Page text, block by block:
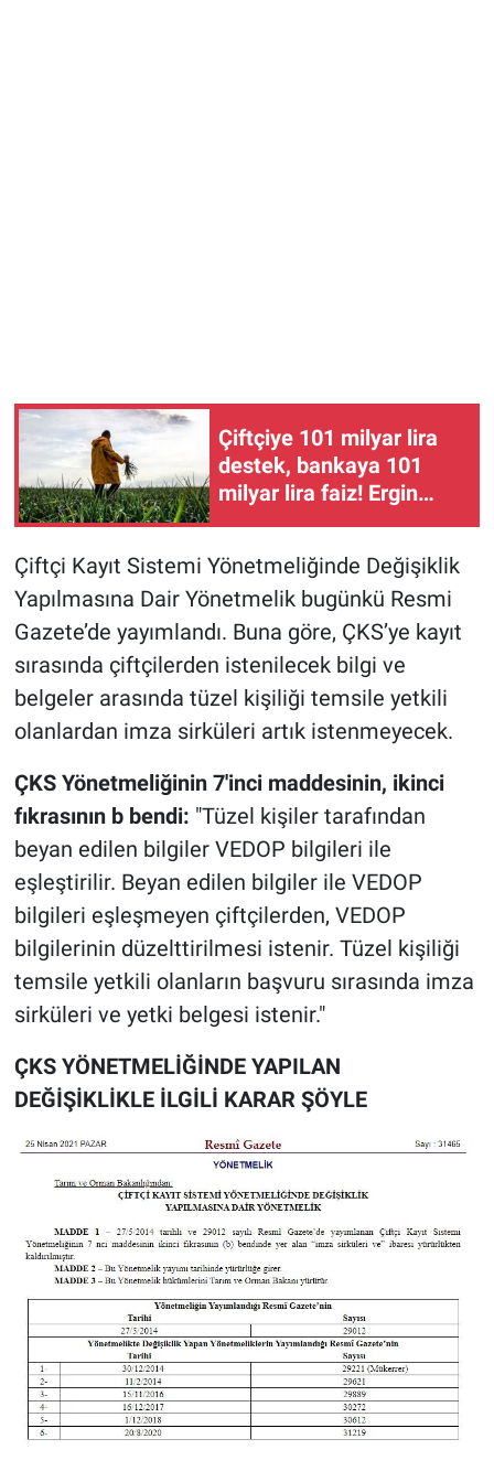
Çiftçiye 101 milyar lira
destek, bankaya 101
milyar lira faiz! Ergin
Kahveci: "Bu yol yol
Çiftçi Kayıt Sistemi Yönetmeliğinde Değişiklik
Yapılmasına Dair Yönetmelik bugünkü Resmi
Gazete’de yayımlandı. Buna göre, ÇKS’ye kayıt
sırasında çiftçilerden istenilecek bilgi ve
belgeler arasında tüzel kişiliği temsile yetkili
olanlardan imza sirküleri artık istenmeyecek.
ÇKS Yönetmeliğinin 7'inci maddesinin, ikinci
fıkrasının b bendi: "Tüzel kişiler tarafından
beyan edilen bilgiler VEDOP bilgileri ile
eşleştirilir. Beyan edilen bilgiler ile VEDOP
bilgileri eşleşmeyen çiftçilerden, VEDOP
bilgilerinin düzelttirilmesi istenir. Tüzel kişiliği
temsile yetkili olanların başvuru sırasında imza
sirküleri ve yetki belgesi istenir."
ÇKS YÖNETMELİĞİNDE YAPILAN
DEĞİŞİKLİKLE İLGİLİ KARAR ŞÖYLE